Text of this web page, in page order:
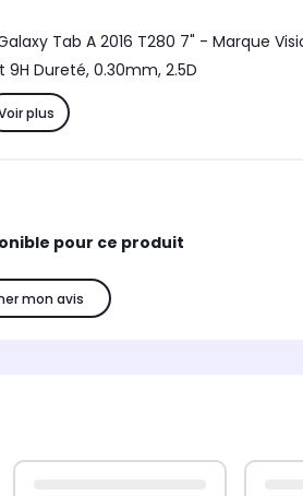
Tab A 2016 T280 7" - Marque
Dureté, 0.30mm, 2.5D
plus
pour ce produit
mon avis